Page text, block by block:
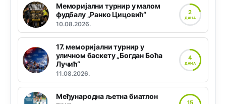
Меморијални турнир у малом
фудбалу „Ранко Цицовић“
10.08.2026.
2
ДАНА
17. меморијални турнир у
уличном баскету „Богдан Боћа
Лучић“
11.08.2026.
4
ДАНА
Међународна љетна биатлон
15